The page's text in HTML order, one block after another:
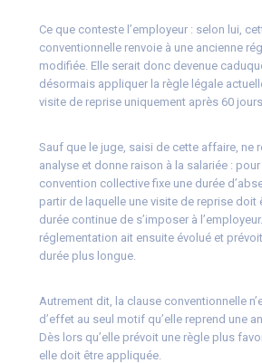
Ce que conteste l’employeur : selon lui,
conventionnelle renvoie à une ancienne
modifiée. Elle serait donc devenue
désormais appliquer la règle légale
visite de reprise uniquement après 60 jours
Sauf que le juge, saisi de cette affaire, ne
analyse et donne raison à la salariée :
convention collective fixe une durée
partir de laquelle une visite de reprise doit
durée continue de s’imposer à
réglementation ait ensuite évolué et
durée plus longue.
Autrement dit, la clause conventionnelle
d’effet au seul motif qu’elle reprend une
Dès lors qu’elle prévoit une règle plus
elle doit être appliquée.